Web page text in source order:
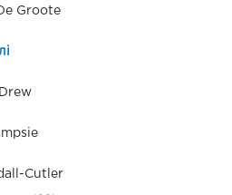
Groote
Cutler